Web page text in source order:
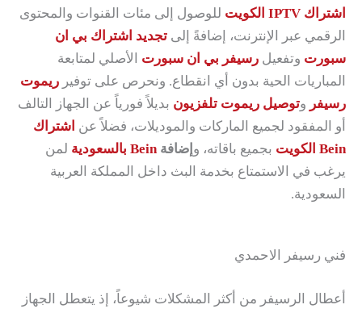
اشتراك IPTV الكويت
للوصول إلى مئات القنوات والمحتوى
الرقمي عبر الإنترنت، إضافةً إلى تجديد اشتراك بي ان
سبورت وتفعيل رسيفر بي ان سبورت الأصلي لمتابعة
المباريات الحية بدون أي انقطاع. ونحرص على توفير ريموت
رسيفر وتوصيل ريموت تلفزيون بديلاً فورياً عن الجهاز التالف
أو المفقود لجميع الماركات والموديلات، فضلاً عن اشتراك
Bein الكويت
بجميع باقاته، و إضافةBein بالسعودية
لمن
يرغب في الاستمتاع بخدمة البث داخل المملكة العربية
السعودية.
فني رسيفر الاحمدي
أعطال الرسيفر من أكثر المشكلات شيوعاً، إذ يتعطل الجهاز